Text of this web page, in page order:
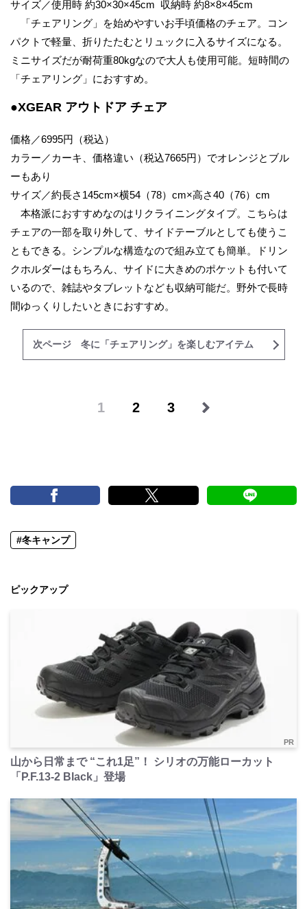
サイズ／使用時 約30×30×45cm 収納時 約8×8×45cm
「チェアリング」を始めやすいお手頃価格のチェア。コン
パクトで軽量、折りたたむとリュックに入るサイズになる。
ミニサイズだが耐荷重80kgなので大人も使用可能。短時間の
「チェアリング」におすすめ。
●XGEAR アウトドア チェア
価格／6995円（税込）
カラー／カーキ、価格違い（税込7665円）でオレンジとブル
ーもあり
サイズ／約長さ145cm×横54（78）cm×高さ40（76）cm
本格派におすすめなのはリクライニングタイプ。こちらは
チェアの一部を取り外して、サイドテーブルとしても使うこ
ともできる。シンプルな構造なので組み立ても簡単。ドリン
クホルダーはもちろん、サイドに大きめのポケットも付いて
いるので、雑誌やタブレットなども収納可能だ。野外で長時
間ゆっくりしたいときにおすすめ。
次ページ 冬に「チェアリング」を楽しむアイテム
1 2 3
#冬キャンプ
ピックアップ
PR
山から日常まで “これ1足”！ シリオの万能ローカット
「P.F.13-2 Black」登場